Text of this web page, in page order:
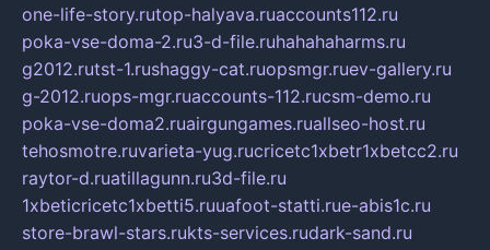
one-life-story.rutop-halyava.ruaccounts112.ru
poka-vse-doma-2.ru3-d-file.ruhahahaharms.ru
g2012.rutst-1.rushaggy-cat.ruopsmgr.ruev-gallery.ru
g-2012.ruops-mgr.ruaccounts-112.rucsm-demo.ru
poka-vse-doma2.ruairgungames.ruallseo-host.ru
tehosmotre.ruvarieta-yug.rucricetc1xbetr1xbetcc2.ru
raytor-d.ruatillagunn.ru3d-file.ru
1xbeticricetc1xbetti5.ruuafoot-statti.rue-abis1c.ru
store-brawl-stars.rukts-services.rudark-sand.ru